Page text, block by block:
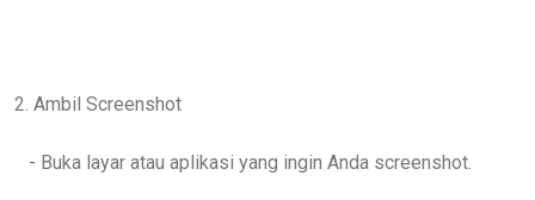
2. Ambil Screenshot
- Buka layar atau aplikasi yang ingin Anda screenshot.